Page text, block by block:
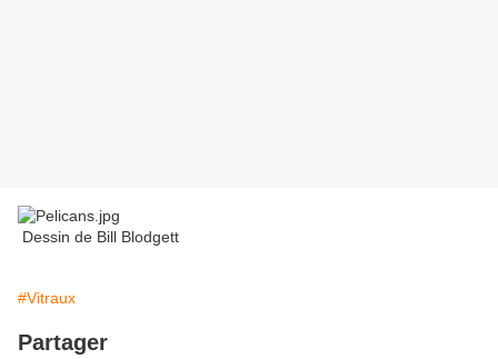
Dessin de Bill Blodgett
#Vitraux
Partager